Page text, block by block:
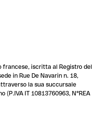
francese, iscritta al Registro del
in Rue De Navarin n. 18,
la sua succursale
(P.IVA IT 10813760963, N°REA